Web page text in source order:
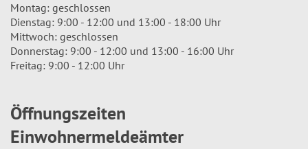
Montag: geschlossen
Dienstag: 9:00 - 12:00 und 13:00 - 18:00 Uhr
Mittwoch: geschlossen
Donnerstag: 9:00 - 12:00 und 13:00 - 16:00 Uhr
Freitag: 9:00 - 12:00 Uhr
Öffnungszeiten
Einwohnermeldeämter